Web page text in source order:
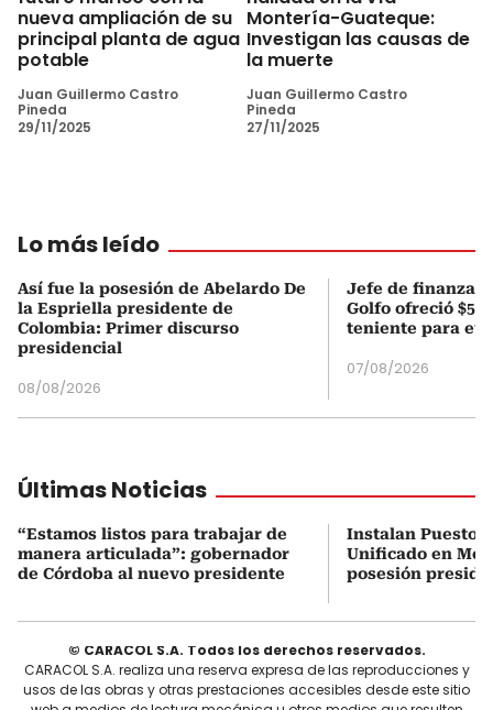
nueva ampliación de su
principal planta de agua
potable
Juan Guillermo Castro
Pineda
29/11/2025
Montería-Guateque:
Investigan las causas de
la muerte
Juan Guillermo Castro
Pineda
27/11/2025
Lo más leído
Así fue la posesión de Abelardo De
la Espriella presidente de
Colombia: Primer discurso
presidencial
08/08/2026
Jefe de finanzas
Golfo ofreció
teniente para
07/08/2026
Últimas Noticias
“Estamos listos para trabajar de
manera articulada”: gobernador
de Córdoba al nuevo presidente
Instalan Puesto
Unificado en
posesión
© CARACOL S.A. Todos los derechos reservados.
CARACOL S.A. realiza una reserva expresa de las reproducciones y
usos de las obras y otras prestaciones accesibles desde este sitio